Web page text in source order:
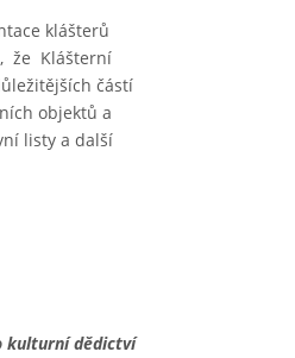
klášterů
že Klášterní
částí
objektů a
listy a další
kulturní dědictví